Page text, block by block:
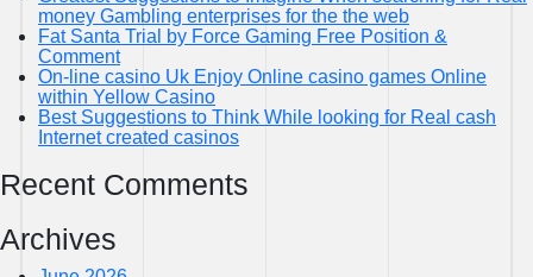
money Gambling enterprises for the the web
Fat Santa Trial by Force Gaming Free Position &
Comment
On-line casino Uk Enjoy Online casino games Online
within Yellow Casino
Best Suggestions to Think While looking for Real cash
Internet created casinos
Recent Comments
Archives